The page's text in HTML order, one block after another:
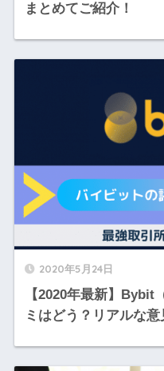
まとめてご紹介！
2020年5月24日
【2020年最新】Bybit
ミはどう？リアルな意